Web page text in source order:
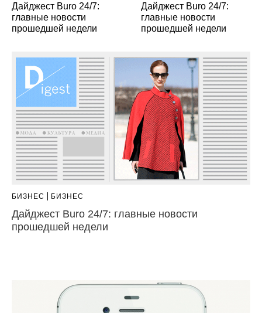
Дайджест Buro 24/7:
главные новости
прошедшей недели
Дайджест Buro 24/7:
главные новости
прошедшей недели
БИЗНЕС БИЗНЕС
Дайджест Buro 24/7: главные новости
прошедшей недели